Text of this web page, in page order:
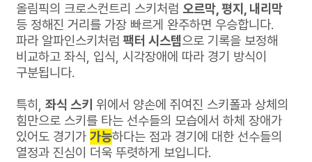
올림픽의 크로스컨트리 스키처럼오르막, 평지, 내리막
등 정해진 거리를 가장 빠르게 완주하면 우승합니다.
파라 알파인스키처럼팩터 시스템으로 기록을 보정해
비교하고좌식, 입식, 시각장애에 따라 경기 방식이
구분됩니다.
특히,좌식 스키 위에서 양손에 쥐여진 스키폴과 상체의
힘만으로 스키를 타는 선수들의 모습에서 하체 장애가
있어도 경기가가능하다는 점과 경기에 대한 선수들의
열정과 진심이 더욱 뚜렷하게 보입니다.